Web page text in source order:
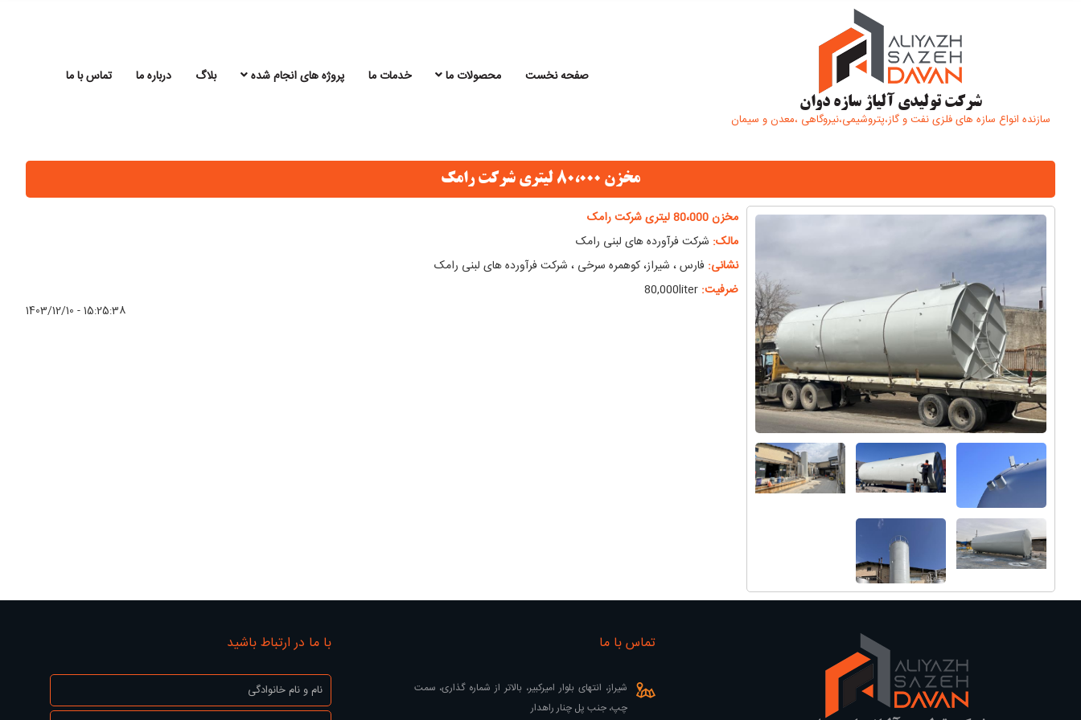
شرکت تولیدی آلیاژ سازه دوان
سازنده انواع سازه های فلزی نفت و گاز،پتروشیمی،نیروگاهی ،معدن و سیمان
صفحه نخست محصولات ما خدمات ما پروژه های انجام شده بلاگ درباره ما تماس با ما
مخزن 80،000 لیتری شرکت رامک
مخزن 80،000 لیتری شرکت رامک
مالک: شرکت فرآورده های لبنی رامک
نشانی: فارس ، شیراز، کوهمره سرخی ، شرکت فرآورده های لبنی رامک
ضرفیت: 80,000liter
1403/12/10 - 15:25:38
تماس با ما
شیراز، انتهای بلوار امیرکبیر، بالاتر از شماره گذاری، سمت
چپ، جنب پل چنار راهدار
با ما در ارتباط باشید